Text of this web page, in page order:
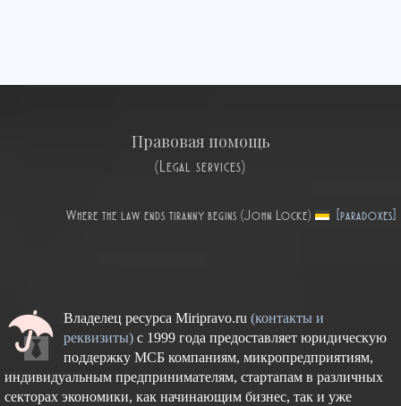
Правовая помощь
(Legal services)
Where the law ends tiranny begins (John Locke) [paradoxes]
Владелец ресурса Miripravo.ru (контакты и
реквизиты)с 1999 года предоставляет юридическую
поддержку МСБ компаниям, микропредприятиям,
индивидуальным предпринимателям, стартапам в различных
секторах экономики, как начинающим бизнес, так и уже